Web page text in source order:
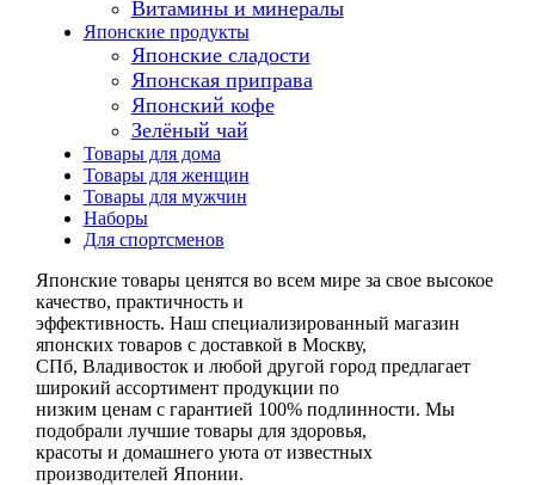
Витамины и минералы
Японские продукты
Японские сладости
Японская приправа
Японский кофе
Зелёный чай
Товары для дома
Товары для женщин
Товары для мужчин
Наборы
Для спортсменов
Японские товары ценятся во всем мире за свое высокое
качество, практичность и
эффективность. Наш специализированный магазин
японских товаров с доставкой в Москву,
СПб, Владивосток и любой другой город предлагает
широкий ассортимент продукции по
низким ценам с гарантией 100% подлинности. Мы
подобрали лучшие товары для здоровья,
красоты и домашнего уюта от известных
производителей Японии.